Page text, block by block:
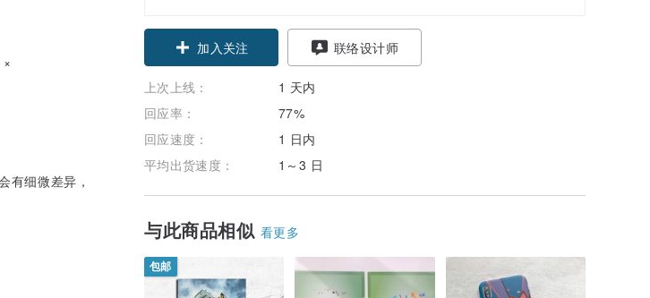
加入关注 联络设计师
上次上线：
1 天内
回应率：
77%
回应速度：
1 日内
平均出货速度：
1～3 日
与此商品相似 看更多
包邮
有细微差异，